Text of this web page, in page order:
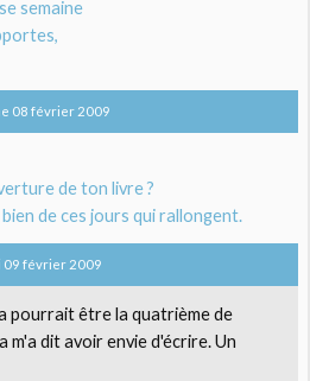
semaine
08 février 2009
de ton livre ?
de ces jours qui rallongent.
09 février 2009
pourrait être la quatrième de
m'a dit avoir envie d'écrire. Un